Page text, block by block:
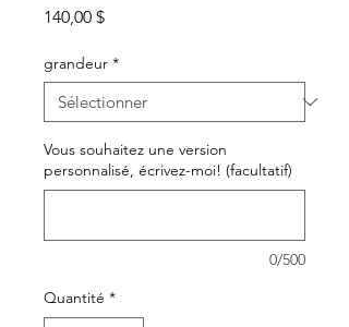
140,00 $Prix
grandeur *
Vous souhaitez une version
personnalisé, écrivez-moi! (facultatif)
0/500
Quantité *